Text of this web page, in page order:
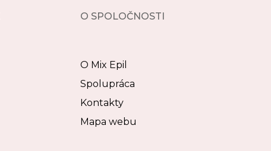
O SPOLOČNOSTI
O Mix Epil
Spolupráca
Kontakty
Mapa webu